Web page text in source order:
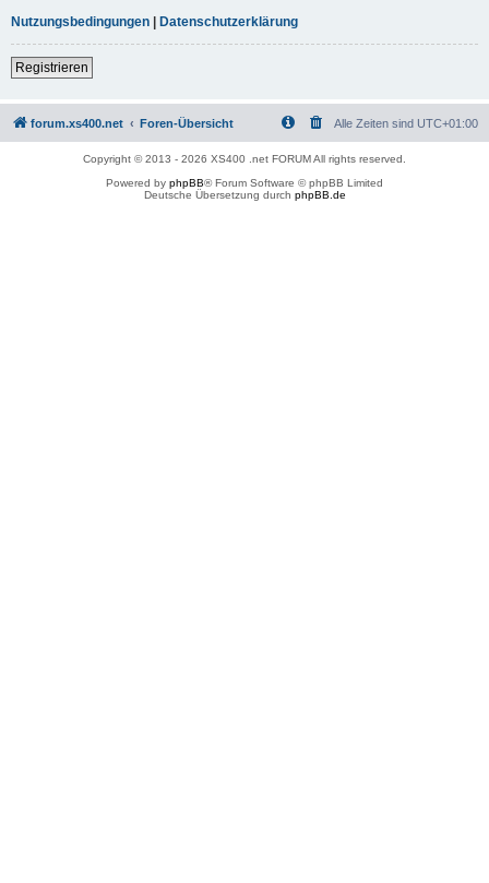
Nutzungsbedingungen | Datenschutzerklärung
Registrieren
forum.xs400.net Foren-Übersicht Alle Zeiten sind UTC+01:00
Copyright © 2013 - 2026 XS400 .net FORUM All rights reserved.
Powered by phpBB® Forum Software © phpBB Limited
Deutsche Übersetzung durch phpBB.de